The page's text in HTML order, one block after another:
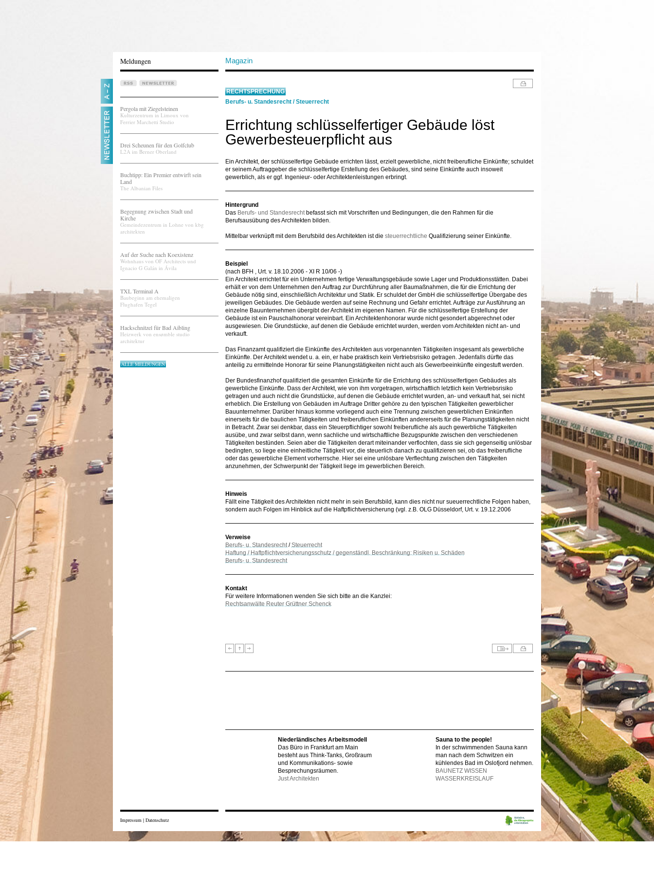
Meldungen Magazin
Pergola mit Ziegelsteinen
Kulturzentrum in Limoux von
Ferrier Marchetti Studio
Drei Scheunen für den Golfclub
L2A im Berner Oberland
Buchtipp: Ein Premier entwirft sein
Land
The Albanian Files
Begegnung zwischen Stadt und
Kirche
Gemeindezentrum in Lohne von kbg
architekten
Auf der Suche nach Koexistenz
Wohnhaus von OF Architects und
Ignacio G Galán in Ávila
TXL Terminal A
Baubeginn am ehemaligen
Flughafen Tegel
Hackschnitzel für Bad Aibling
Heizwerk von ensømble studio
architektur
ALLE MELDUNGEN
RECHTSPRECHUNG
Berufs- u. Standesrecht /Steuerrecht
Errichtung schlüsselfertiger Gebäude löst
Gewerbesteuerpflicht aus
Ein Architekt, der schlüsselfertige Gebäude errichten lässt, erzielt gewerbliche, nicht freiberufliche Einkünfte; schuldet
er seinem Auftraggeber die schlüsselfertige Erstellung des Gebäudes, sind seine Einkünfte auch insoweit
gewerblich, als er ggf. Ingenieur- oder Architektenleistungen erbringt.
Hintergrund
Das Berufs- und Standesrechtbefasst sich mit Vorschriften und Bedingungen, die den Rahmen für die
Berufsausübung des Architekten bilden.
Mittelbar verknüpft mit dem Berufsbild des Architekten ist die steuerrechtliche Qualifizierung seiner Einkünfte.
Beispiel
(nach BFH , Urt. v. 18.10.2006 - XI R 10/06 -)
Ein Architekt errichtet für ein Unternehmen fertige Verwaltungsgebäude sowie Lager und Produktionsstätten. Dabei
erhält er von dem Unternehmen den Auftrag zur Durchführung aller Baumaßnahmen, die für die Errichtung der
Gebäude nötig sind, einschließlich Architektur und Statik. Er schuldet der GmbH die schlüsselfertige Übergabe des
jeweiligen Gebäudes. Die Gebäude werden auf seine Rechnung und Gefahr errichtet. Aufträge zur Ausführung an
einzelne Bauunternehmen übergibt der Architekt im eigenen Namen. Für die schlüsselfertige Erstellung der
Gebäude ist ein Pauschalhonorar vereinbart. Ein Architektenhonorar wurde nicht gesondert abgerechnet oder
ausgewiesen. Die Grundstücke, auf denen die Gebäude errichtet wurden, werden vom Architekten nicht an- und
verkauft.
Das Finanzamt qualifiziert die Einkünfte des Architekten aus vorgenannten Tätigkeiten insgesamt als gewerbliche
Einkünfte. Der Architekt wendet u. a. ein, er habe praktisch kein Vertriebsrisiko getragen. Jedenfalls dürfte das
anteilig zu ermittelnde Honorar für seine Planungstätigkeiten nicht auch als Gewerbeeinkünfte eingestuft werden.
Der Bundesfinanzhof qualifiziert die gesamten Einkünfte für die Errichtung des schlüsselfertigen Gebäudes als
gewerbliche Einkünfte. Dass der Architekt, wie von ihm vorgetragen, wirtschaftlich letztlich kein Vertriebsrisiko
getragen und auch nicht die Grundstücke, auf denen die Gebäude errichtet wurden, an- und verkauft hat, sei nicht
erheblich. Die Erstellung von Gebäuden im Auftrage Dritter gehöre zu den typischen Tätigkeiten gewerblicher
Bauunternehmer. Darüber hinaus komme vorliegend auch eine Trennung zwischen gewerblichen Einkünften
einerseits für die baulichen Tätigkeiten und freiberuflichen Einkünften andererseits für die Planungstätigkeiten nicht
in Betracht. Zwar sei denkbar, dass ein Steuerpflichtiger sowohl freiberufliche als auch gewerbliche Tätigkeiten
ausübe, und zwar selbst dann, wenn sachliche und wirtschaftliche Bezugspunkte zwischen den verschiedenen
Tätigkeiten bestünden. Seien aber die Tätigkeiten derart miteinander verflochten, dass sie sich gegenseitig unlösbar
bedingten, so liege eine einheitliche Tätigkeit vor, die steuerlich danach zu qualifizieren sei, ob das freiberufliche
oder das gewerbliche Element vorherrsche. Hier sei eine unlösbare Verflechtung zwischen den Tätigkeiten
anzunehmen, der Schwerpunkt der Tätigkeit liege im gewerblichen Bereich.
Hinweis
Fällt eine Tätigkeit des Architekten nicht mehr in sein Berufsbild, kann dies nicht nur sueuerrechtliche Folgen haben,
sondern auch Folgen im Hinblick auf die Haftpflichtversicherung (vgl. z.B. OLG Düsseldorf, Urt. v. 19.12.2006
Verweise
Berufs- u. Standesrecht/Steuerrecht
Haftung / Haftpflichtversicherungsschutz / gegenständl. Beschränkung: Risiken u. Schäden
Berufs- u. Standesrecht
Kontakt
Für weitere Informationen wenden Sie sich bitte an die Kanzlei:
Rechtsanwälte Reuter Grüttner Schenck
Niederländisches Arbeitsmodell
Das Büro in Frankfurt am Main
besteht aus Think-Tanks, Großraum
und Kommunikations- sowie
Besprechungsräumen.
Just Architekten
Sauna to the people!
In der schwimmenden Sauna kann
man nach dem Schwitzen ein
kühlendes Bad im Oslofjord nehmen.
BAUNETZ WISSEN
WASSERKREISLAUF
Impressum | Datenschutz